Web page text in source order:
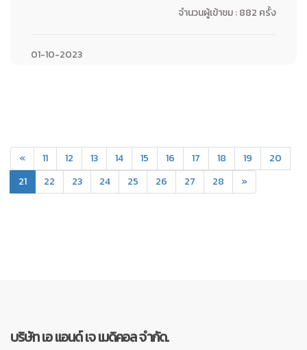
จำนวนผู้เข้าชม : 882 ครั้ง
01-10-2023
« 11 12 13 14 15 16 17 18 19
20
21(current)
22 23 24 25 26 27 28 »
บริษัท เอ แอนด์ เจ เมดิคอล จำกัด.